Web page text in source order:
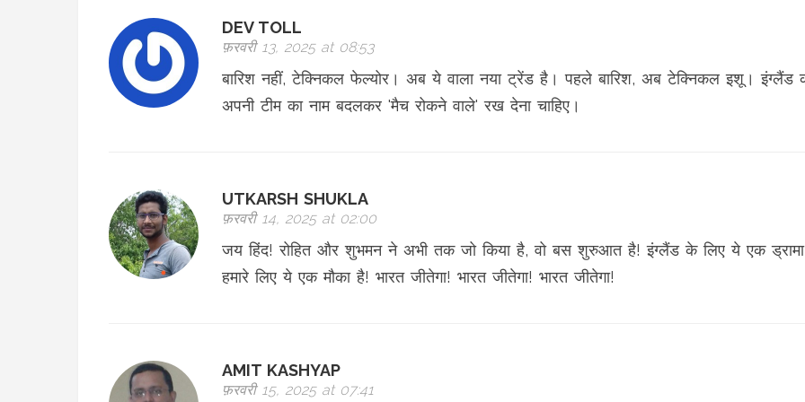
DEV TOLL
फ़रवरी 13, 2025 at 08:53
बारिश नहीं, टेक्निकल फेल्योर। अब ये वाला नया ट्रेंड है। पहले बारिश, अब टेक्निकल इशू। इंग्लैंड
अपनी टीम का नाम बदलकर 'मैच रोकने वाले' रख देना चाहिए।
UTKARSH SHUKLA
फ़रवरी 14, 2025 at 02:00
जय हिंद! रोहित और शुभमन ने अभी तक जो किया है, वो बस शुरुआत है! इंग्लैंड के लिए ये एक
हमारे लिए ये एक मौका है! भारत जीतेगा! भारत जीतेगा! भारत जीतेगा!
AMIT KASHYAP
फ़रवरी 15, 2025 at 07:41